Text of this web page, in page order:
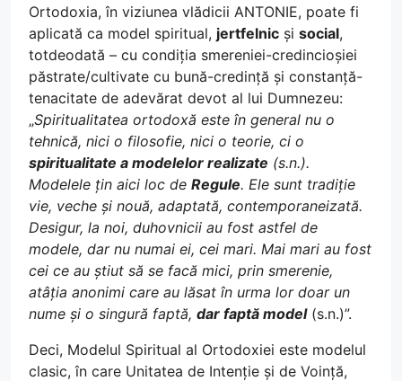
Ortodoxia, în viziunea vlădicii ANTONIE, poate fi
aplicată ca model spiritual, jertfelnic și social,
totdeodată – cu condiția smereniei-credincioșiei
păstrate/cultivate cu bună-credință și constanță-
tenacitate de adevărat devot al lui Dumnezeu:
„Spiritualitatea ortodoxă este în general nu o
tehnică, nici o filosofie, nici o teorie, ci o
spiritualitate a modelelor realizate (s.n.).
Modelele țin aici loc de Regule. Ele sunt tradiție
vie, veche și nouă, adaptată, contemporaneizată.
Desigur, la noi, duhovnicii au fost astfel de
modele, dar nu numai ei, cei mari. Mai mari au fost
cei ce au știut să se facă mici, prin smerenie,
atâția anonimi care au lăsat în urma lor doar un
nume și o singură faptă, dar faptă model(s.n.)”.
Deci, Modelul Spiritual al Ortodoxiei este modelul
clasic, în care Unitatea de Intenție și de Voință,